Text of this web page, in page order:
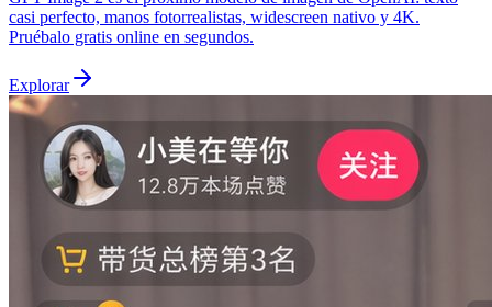
casi perfecto, manos fotorrealistas, widescreen nativo y 4K.
Pruébalo gratis online en segundos.
Explorar